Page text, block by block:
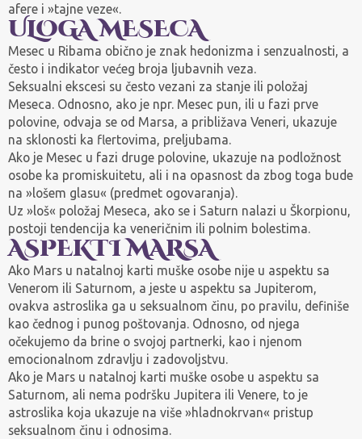
afere i »tajne veze«.
ULOGA MESECA
Mesec u Ribama obično je znak hedonizma i senzualnosti, a
često i indikator većeg broja ljubavnih veza.
Seksualni ekscesi su često vezani za stanje ili položaj
Meseca. Odnosno, ako je npr. Mesec pun, ili u fazi prve
polovine, odvaja se od Marsa, a približava Veneri, ukazuje
na sklonosti ka flertovima, preljubama.
Ako je Mesec u fazi druge polovine, ukazuje na podložnost
osobe ka promiskuitetu, ali i na opasnost da zbog toga bude
na »lošem glasu« (predmet ogovaranja).
Uz »loš« položaj Meseca, ako se i Saturn nalazi u Škorpionu,
postoji tendencija ka veneričnim ili polnim bolestima.
ASPEKTI MARSA
Ako Mars u natalnoj karti muške osobe nije u aspektu sa
Venerom ili Saturnom, a jeste u aspektu sa Jupiterom,
ovakva astroslika ga u seksualnom činu, po pravilu, definiše
kao čednog i punog poštovanja. Odnosno, od njega
očekujemo da brine o svojoj partnerki, kao i njenom
emocionalnom zdravlju i zadovoljstvu.
Ako je Mars u natalnoj karti muške osobe u aspektu sa
Saturnom, ali nema podršku Jupitera ili Venere, to je
astroslika koja ukazuje na više »hladnokrvan« pristup
seksualnom činu i odnosima.